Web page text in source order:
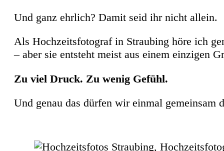
Und ganz ehrlich? Damit seid ihr nicht allein.
Als Hochzeitsfotograf in Straubing höre ich
– aber sie entsteht meist aus einem einzigen
Zu viel Druck. Zu wenig Gefühl.
Und genau das dürfen wir einmal gemeinsam